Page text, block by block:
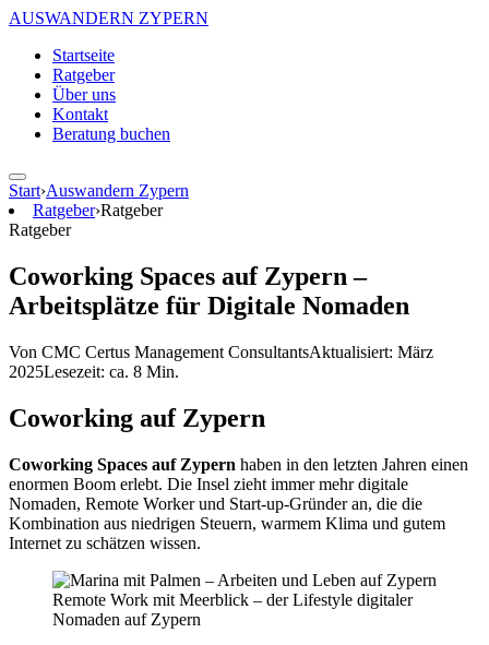
AUSWANDERN ZYPERN
Startseite
Ratgeber
Über uns
Kontakt
Beratung buchen
Start›Auswandern Zypern
Ratgeber›Ratgeber
Ratgeber
Coworking Spaces auf Zypern –
Arbeitsplätze für Digitale Nomaden
Von CMC Certus Management ConsultantsAktualisiert: März
2025Lesezeit: ca. 8 Min.
Coworking auf Zypern
Coworking Spaces auf Zypern haben in den letzten Jahren einen
enormen Boom erlebt. Die Insel zieht immer mehr digitale
Nomaden, Remote Worker und Start-up-Gründer an, die die
Kombination aus niedrigen Steuern, warmem Klima und gutem
Internet zu schätzen wissen.
Remote Work mit Meerblick – der Lifestyle digitaler
Nomaden auf Zypern